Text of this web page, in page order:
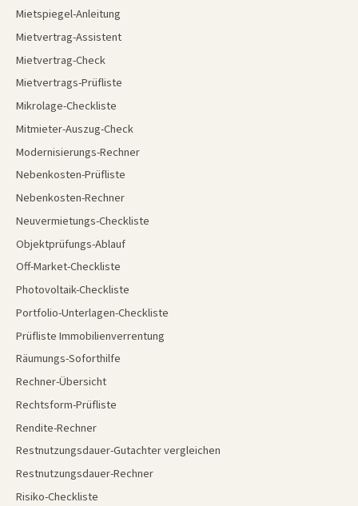
Mietspiegel-Anleitung
Mietvertrag-Assistent
Mietvertrag-Check
Mietvertrags-Prüfliste
Mikrolage-Checkliste
Mitmieter-Auszug-Check
Modernisierungs-Rechner
Nebenkosten-Prüfliste
Nebenkosten-Rechner
Neuvermietungs-Checkliste
Objektprüfungs-Ablauf
Off-Market-Checkliste
Photovoltaik-Checkliste
Portfolio-Unterlagen-Checkliste
Prüfliste Immobilienverrentung
Räumungs-Soforthilfe
Rechner-Übersicht
Rechtsform-Prüfliste
Rendite-Rechner
Restnutzungsdauer-Gutachter vergleichen
Restnutzungsdauer-Rechner
Risiko-Checkliste